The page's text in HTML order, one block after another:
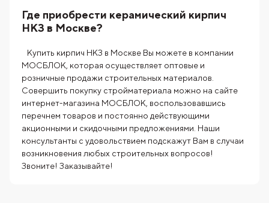
Где приобрести керамический кирпич
НКЗ в Москве?
Купить кирпич НКЗ в Москве Вы можете в компании
МОСБЛОК, которая осуществляет оптовые и
розничные продажи строительных материалов.
Совершить покупку стройматериала можно на сайте
интернет-магазина МОСБЛОК, воспользовавшись
перечнем товаров и постоянно действующими
акционными и скидочными предложениями. Наши
консультанты с удовольствием подскажут Вам в случаи
возникновения любых строительных вопросов!
Звоните! Заказывайте!